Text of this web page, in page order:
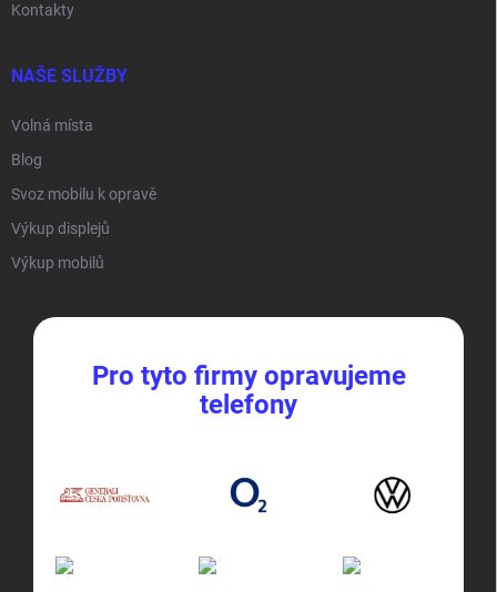
Kontakty
NAŠE SLUŽBY
Volná místa
Blog
Svoz mobilu k opravě
Výkup displejů
Výkup mobilů
Pro tyto firmy opravujeme
telefony